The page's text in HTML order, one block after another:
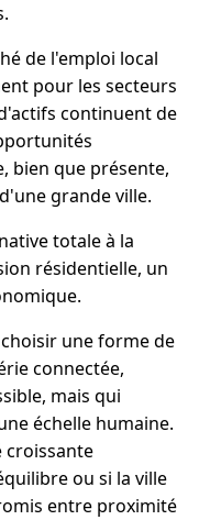
de l'emploi local
pour les secteurs
continuent de
bien que présente,
grande ville.
totale à la
résidentielle, un
une forme de
connectée,
mais qui
échelle humaine.
croissante
ou si la ville
entre proximité